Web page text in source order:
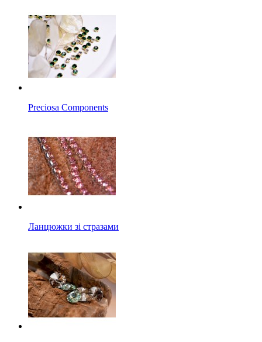
Preciosa Components
Ланцюжки зі стразами